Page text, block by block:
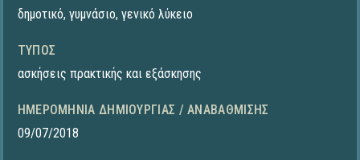
δημοτικό, γυμνάσιο, γενικό λύκειο
ΤΎΠΟΣ
ασκήσεις πρακτικής και εξάσκησης
ΗΜΕΡΟΜΗΝΊΑ ΔΗΜΙΟΥΡΓΊΑΣ / ΑΝΑΒΆΘΜΙΣΗΣ
09/07/2018